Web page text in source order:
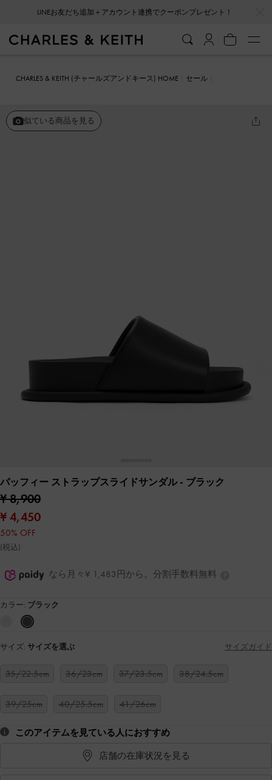
LINEお友だち追加＋アカウント連携でクーポンプレゼント！
CHARLES & KEITH (チャールズアンドキース) HOME
セール
似ている商品を見る
パッフィー ストラップスライドサンダル- ブラック
¥ 8,900
¥ 4,450
50% OFF
(税込)
なら月々¥ 1,483円から。分割手数料無料
カラー: ブラック
サイズ: サイズを選ぶ サイズガイド
35/22.5cm 36/23cm 37/23.5cm 38/24.5cm
39/25cm 40/25.5cm 41/26cm
このアイテムを見ている人におすすめ
店舗の在庫状況を見る